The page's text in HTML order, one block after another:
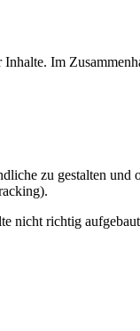
Im
zu gestalten und
nicht richtig